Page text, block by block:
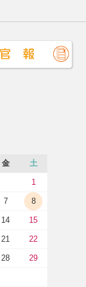
金 土
1
7 8
14 15
21 22
28 29